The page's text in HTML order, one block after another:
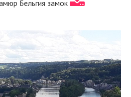
Бельгия замок